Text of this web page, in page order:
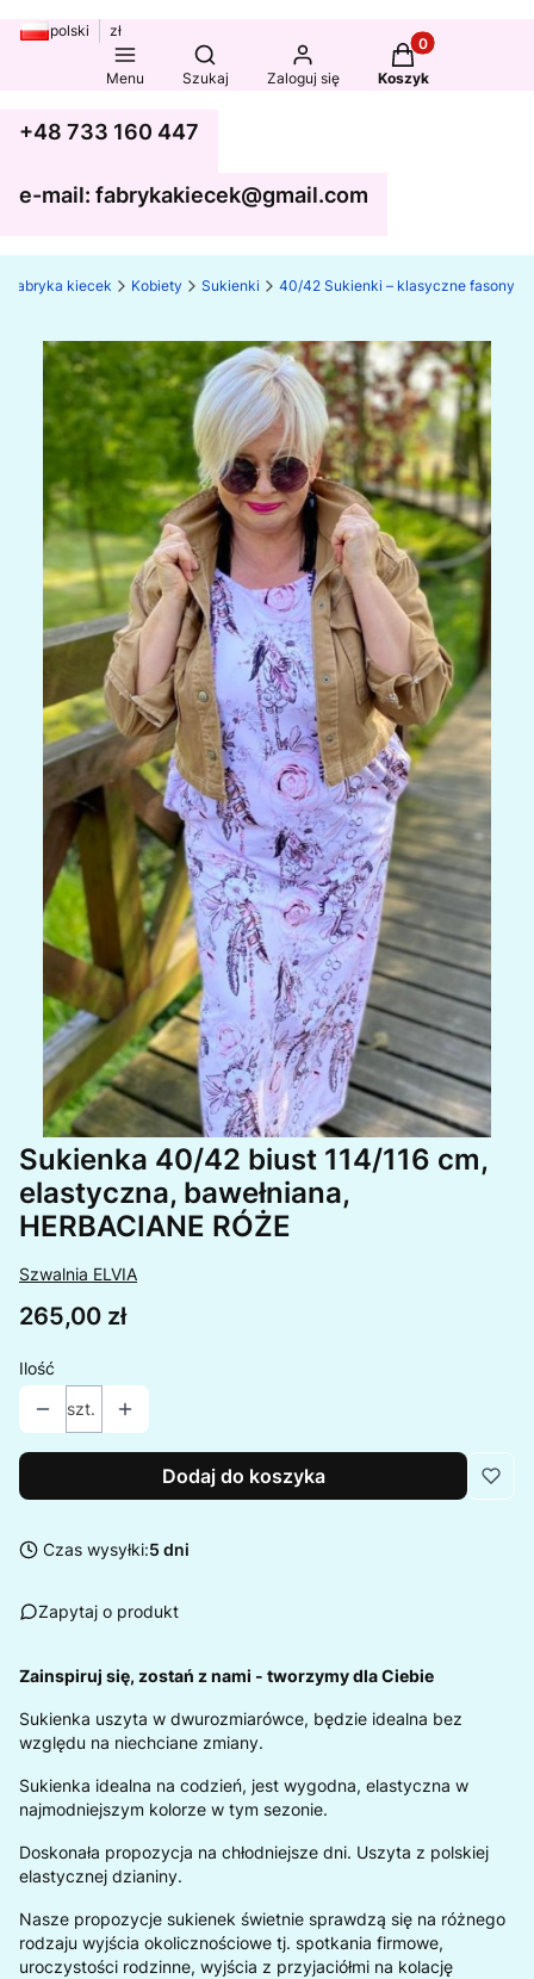
polski zł
Menu
Otwórz wyszukiwarkę
Szukaj Zaloguj się
Produkty w
Koszyk
+48 733 160 447
e-mail: fabrykakiecek@gmail.com
Fabryka kiecek Kobiety Sukienki 40/42 Sukienki – klasyczne fasony
Sukienka 40/42 biust 114/116 cm,
elastyczna, bawełniana,
HERBACIANE RÓŻE
Szwalnia ELVIA
Cena
265,00 zł
Ilość
szt.
Dodaj do koszyka
Czas wysyłki:5 dni
Zapytaj o produkt
Zainspiruj się, zostań z nami - tworzymy dla Ciebie
Sukienka uszyta w dwurozmiarówce, będzie idealna bez
względu na niechciane zmiany.
Sukienka idealna na codzień, jest wygodna, elastyczna w
najmodniejszym kolorze w tym sezonie.
Doskonała propozycja na chłodniejsze dni. Uszyta z polskiej
elastycznej dzianiny.
Nasze propozycje sukienek świetnie sprawdzą się na różnego
rodzaju wyjścia okolicznościowe tj. spotkania firmowe,
uroczystości rodzinne, wyjścia z przyjaciółmi na kolację